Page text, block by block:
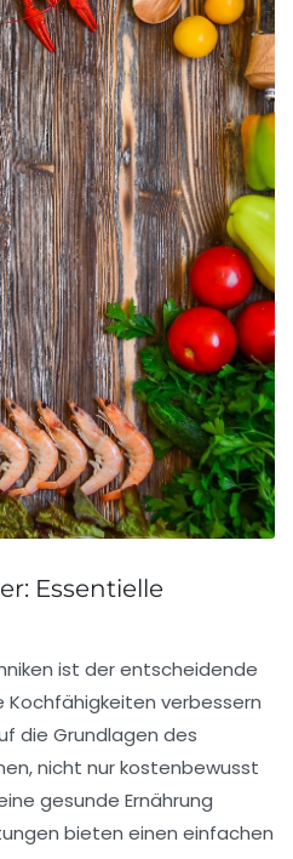
Essentielle
ist der entscheidende
Kochfähigkeiten verbessern
die Grundlagen des
nicht nurkostenbewusst
gesunde Ernährung
bieten einen einfachen